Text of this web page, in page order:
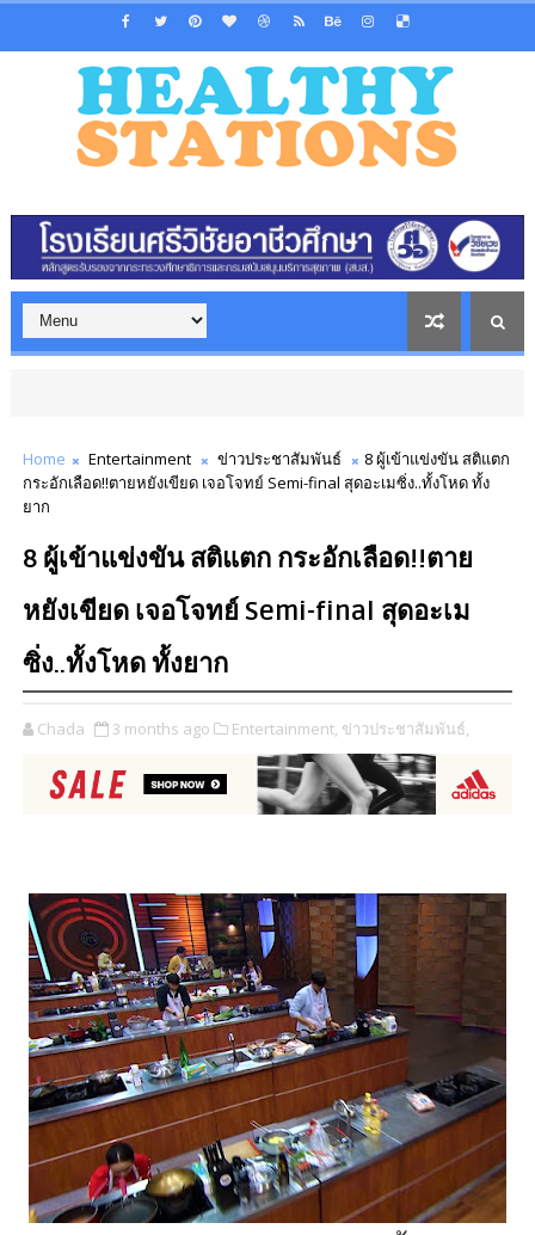
Home Entertainment ข่าวประชาสัมพันธ์
8 ผู้เข้าแข่งขัน สติแตก
กระอักเลือด!!ตายหยังเขียด เจอโจทย์ Semi-final สุดอะเมซิ่ง..ทั้งโหด ทั้ง
ยาก
8 ผู้เข้าแข่งขัน สติแตก กระอักเลือด!!ตาย
หยังเขียด เจอโจทย์ Semi-final สุดอะเม
ซิ่ง..ทั้งโหด ทั้งยาก
Chada 3 months ago Entertainment, ข่าวประชาสัมพันธ์,